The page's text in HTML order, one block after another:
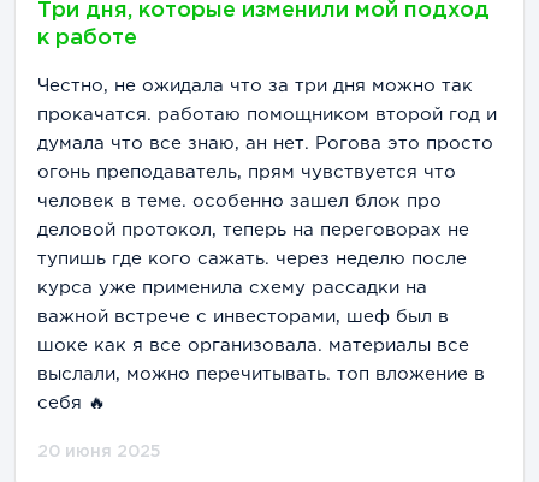
Три дня, которые изменили мой подход
к работе
Честно, не ожидала что за три дня можно так
прокачатся. работаю помощником второй год и
думала что все знаю, ан нет. Рогова это просто
огонь преподаватель, прям чувствуется что
человек в теме. особенно зашел блок про
деловой протокол, теперь на переговорах не
тупишь где кого сажать. через неделю после
курса уже применила схему рассадки на
важной встрече с инвесторами, шеф был в
шоке как я все организовала. материалы все
выслали, можно перечитывать. топ вложение в
себя 🔥
20 июня 2025